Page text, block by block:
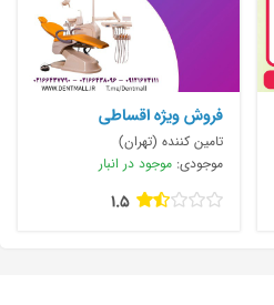
فروش ويژه اقساطى
تامین کننده (تهران)
موجودی: موجود در انبار
1.5